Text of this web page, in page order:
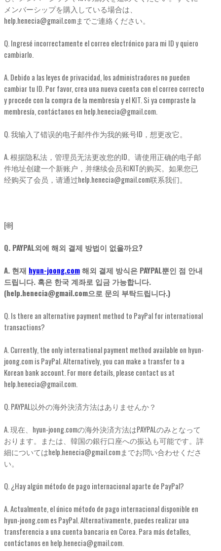
メンバーシップを購入している場合は、
help.henecia@gmail.comまでご連絡ください。
Q. Ingresé incorrectamente el correo electrónico para mi ID y quiero
cambiarlo.
A. Debido a las leyes de privacidad, los administradores no pueden
cambiar tu ID. Por favor, crea una nueva cuenta con el correo correcto
y procede con la compra de la membresía y el KIT. Si ya compraste la
membresía, contáctanos en help.henecia@gmail.com.
Q. 我输入了错误的电子邮件作为我的账号ID，想更改它。
A. 根据隐私法，管理员无法更改您的ID。请使用正确的电子邮
件地址创建一个新账户，并继续会员和KIT的购买。如果您已
经购买了会员，请通过help.henecia@gmail.com联系我们。
[🌐]
Q. PAYPAL외에 해외 결제 방법이 없을까요?
A. 현재 hyun-joong.com해외 결제 방식은 PAYPAL뿐인 점 안내
드립니다. 혹은 한국 계좌로 입금 가능합니다.
(help.henecia@gmail.com으로 문의 부탁드립니다.)
Q. Is there an alternative payment method to PayPal for international
transactions?
A. Currently, the only international payment method available on hyun-
joong.com is PayPal. Alternatively, you can make a transfer to a
Korean bank account. For more details, please contact us at
help.henecia@gmail.com.
Q. PAYPAL以外の海外決済方法はありませんか？
A. 現在、hyun-joong.comの海外決済方法はPAYPALのみとなって
おります。または、韓国の銀行口座への振込も可能です。詳
細についてはhelp.henecia@gmail.comまでお問い合わせくださ
い。
Q. ¿Hay algún método de pago internacional aparte de PayPal?
A. Actualmente, el único método de pago internacional disponible en
hyun-joong.com es PayPal. Alternativamente, puedes realizar una
transferencia a una cuenta bancaria en Corea. Para más detalles,
contáctanos en help.henecia@gmail.com.